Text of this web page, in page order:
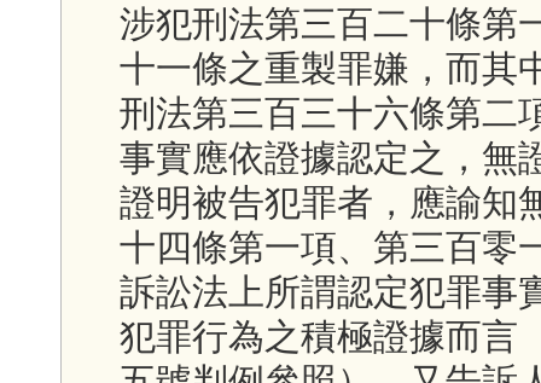
涉犯刑法第三百二十條第
十一條之重製罪嫌，而其
刑法第三百三十六條第二
事實應依證據認定之，無
證明被告犯罪者，應諭知
十四條第一項、第三百零
訴訟法上所謂認定犯罪事
犯罪行為之積極證據而言